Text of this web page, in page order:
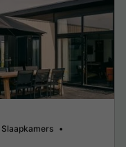
Slaapkamers